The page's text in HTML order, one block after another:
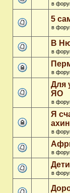
в
5
в
В
в
в
Для
ЯО
в
Я
в
в
в